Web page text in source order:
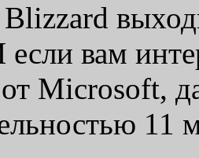
если вам
Microsoft,
11